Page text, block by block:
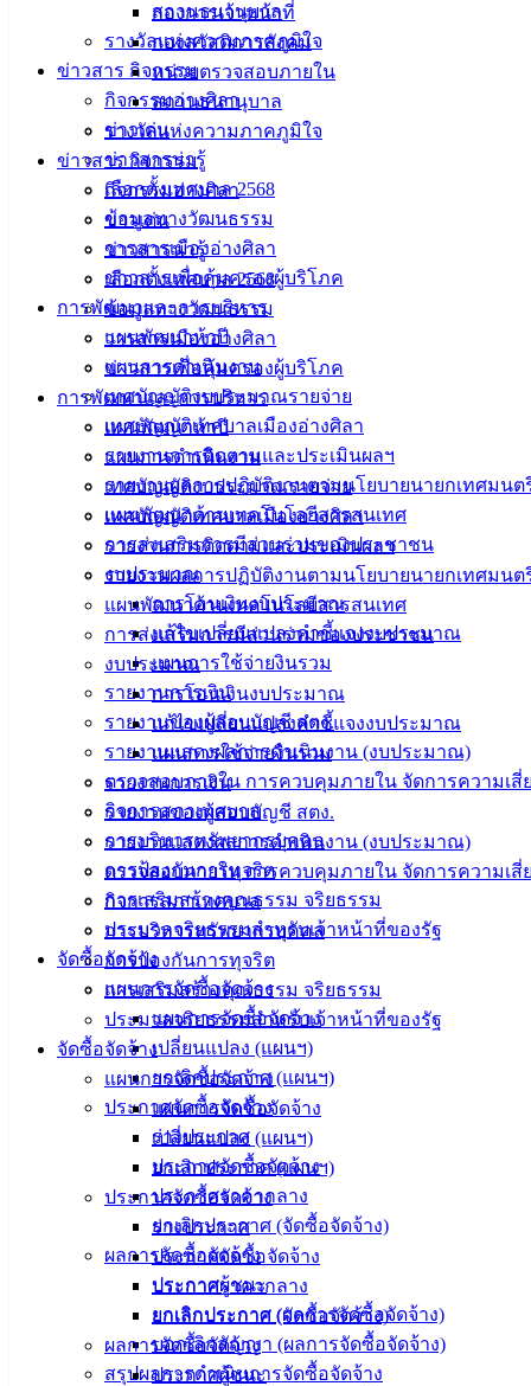
สถานธนานุบาล
รางวัลแห่งความภาคภูมิใจ
ข่าวสาร กิจกรรม
กิจกรรมอ่างศิลา
ข่าวเด่น
ข่าวสารน่ารู้
เลือกตั้งเทศบาล 2568
ข้อมูลทางวัฒนธรรม
วารสารเมืองอ่างศิลา
ข่าวสารเพื่อคุ้มครองผู้บริโภค
การพัฒนาและการบริหาร
แผนพัฒนาห้าปี
แผนการดำเนินงาน
เทศบัญญัติงบประมาณรายจ่าย
เทศบัญญัติเทศบาลเมืองอ่างศิลา
รายงานการติดตามและประเมินผลฯ
รายงานผลการปฏิบัติงานตามนโยบายนายกเทศมนต
แผนพัฒนาด้านเทคโนโลยีสารสนเทศ
การส่งเสริมการมีส่วนร่วมของประชาชน
งบประมาณ
การโอนเงินงบประมาณ
แก้ไขเปลี่ยนแปลงคำชี้แจงงบประมาณ
แผนการใช้จ่ายงินรวม
รายงานการเงิน
รายงานของผู้สอบบัญชี สตง.
รายงานแสดงผลการดำเนินงาน (งบประมาณ)
ตรวจสอบภายใน การควบคุมภายใน จัดการความเสี่
กิจการสภาเทศบาล
การบริหารทรัพยากรบุคคล
การป้องกันการทุจริต
การเสริมสร้างคุณธรรม จริยธรรม
ประมวลจริยธรรมสำหรับเจ้าหน้าที่ของรัฐ
จัดซื้อจัดจ้าง
แผนการจัดซื้อจัดจ้าง
แผนการจัดซื้อจัดจ้าง
เปลี่ยนแปลง (แผนฯ)
ยกเลิกประกาศ (แผนฯ)
ประกาศจัดซื้อจัดจ้าง
ร่างประกาศ
ประกาศจัดซื้อจัดจ้าง
ประกาศราคากลาง
ยกเลิกประกาศ (จัดซื้อจัดจ้าง)
ผลการจัดซื้อจัดจ้าง
ประกาศผู้ชนะ
ยกเลิกประกาศ (ผลการจัดซื้อจัดจ้าง)
บอกเลิกสัญญา (ผลการจัดซื้อจัดจ้าง)
สรุปผลการดำเนินการจัดซื้อจัดจ้าง
กองการเจ้าหน้าที่
กองสวัสดิการสังคม
หน่วยตรวจสอบภายใน
สถานธนานุบาล
รางวัลแห่งความภาคภูมิใจ
ข่าวสาร กิจกรรม
กิจกรรมอ่างศิลา
ข่าวเด่น
ข่าวสารน่ารู้
เลือกตั้งเทศบาล 2568
ข้อมูลทางวัฒนธรรม
วารสารเมืองอ่างศิลา
ข่าวสารเพื่อคุ้มครองผู้บริโภค
การพัฒนาและการบริหาร
แผนพัฒนาห้าปี
แผนการดำเนินงาน
เทศบัญญัติงบประมาณรายจ่าย
เทศบัญญัติเทศบาลเมืองอ่างศิลา
รายงานการติดตามและประเมินผลฯ
รายงานผลการปฏิบัติงานตามนโยบายนายกเทศมนต
แผนพัฒนาด้านเทคโนโลยีสารสนเทศ
การส่งเสริมการมีส่วนร่วมของประชาชน
งบประมาณ
การโอนเงินงบประมาณ
แก้ไขเปลี่ยนแปลงคำชี้แจงงบประมาณ
แผนการใช้จ่ายงินรวม
รายงานการเงิน
รายงานของผู้สอบบัญชี สตง.
รายงานแสดงผลการดำเนินงาน (งบประมาณ)
ตรวจสอบภายใน การควบคุมภายใน จัดการความเสี่
กิจการสภาเทศบาล
การบริหารทรัพยากรบุคคล
การป้องกันการทุจริต
การเสริมสร้างคุณธรรม จริยธรรม
ประมวลจริยธรรมสำหรับเจ้าหน้าที่ของรัฐ
จัดซื้อจัดจ้าง
แผนการจัดซื้อจัดจ้าง
แผนการจัดซื้อจัดจ้าง
เปลี่ยนแปลง (แผนฯ)
ยกเลิกประกาศ (แผนฯ)
ประกาศจัดซื้อจัดจ้าง
ร่างประกาศ
ประกาศจัดซื้อจัดจ้าง
ประกาศราคากลาง
ยกเลิกประกาศ (จัดซื้อจัดจ้าง)
ผลการจัดซื้อจัดจ้าง
ประกาศผู้ชนะ
เทศบาล
เมืองอ่าง
ที่ตั้ง :
สำนักงาน
เทศบาลเมือง
อ.เมือง จ.ชลบุรี
บริการ